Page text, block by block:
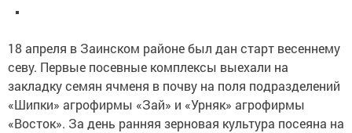
18 апреля в Заинском районе был дан старт весеннему
севу. Первые посевные комплексы выехали на
закладку семян ячменя в почву на поля подразделений
«Шипки» агрофирмы «Зай» и «Урняк» агрофирмы
«Восток». За день ранняя зерновая культура посеяна на